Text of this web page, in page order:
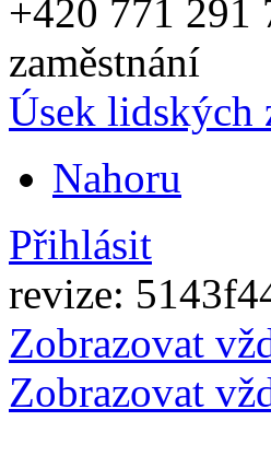
+420 771 291
zaměstnání
Úsek lidských
Nahoru
Přihlásit
revize:
Zobrazovat
Zobrazovat